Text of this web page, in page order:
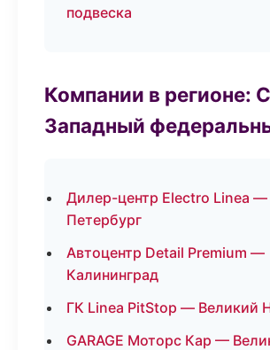
подвеска
Компании в регионе:
Западный
Дилер-центр Electro Linea
Петербург
Автоцентр Detail Premium —
Калининград
ГК Linea PitStop — Великий
GARAGE Моторс Кар —